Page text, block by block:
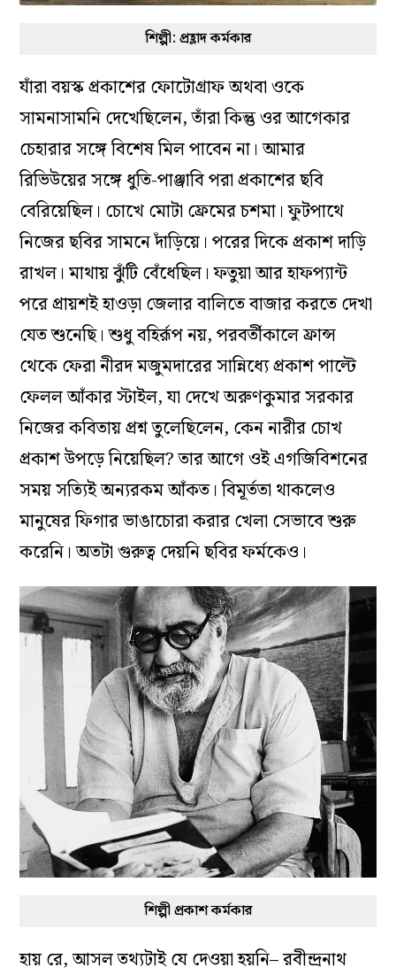
শিল্পী: প্রহ্লাদ কর্মকার
যাঁরা বয়স্ক প্রকাশের ফোটোগ্রাফ অথবা ওকে
সামনাসামনি দেখেছিলেন, তাঁরা কিন্তু ওর আগেকার
চেহারার সঙ্গে বিশেষ মিল পাবেন না। আমার
রিভিউয়ের সঙ্গে ধুতি-পাঞ্জাবি পরা প্রকাশের ছবি
বেরিয়েছিল‌। চোখে মোটা ফ্রেমের চশমা। ফুটপাথে
নিজের ছবির সামনে দাঁড়িয়ে। পরের দিকে প্রকাশ দাড়ি
রাখল। মাথায় ঝুঁটি বেঁধেছিল। ফতুয়া আর হাফপ্যান্ট
পরে প্রায়শই হাওড়া জেলার বালিতে বাজার করতে দেখা
যেত শুনেছি। শুধু বহির্রূপ নয়, পরবর্তীকালে ফ্রান্স
থেকে ফেরা নীরদ মজুমদারের সান্নিধ্যে প্রকাশ পাল্টে
ফেলল আঁকার স্টাইল, যা দেখে অরুণকুমার সরকার
নিজের কবিতায় প্রশ্ন তুলেছিলেন, কেন নারীর চোখ
প্রকাশ উপড়ে নিয়েছিল? তার আগে ওই এগজিবিশনের
সময় সত্যিই অন্যরকম আঁকত। বিমূর্ততা থাকলেও
মানুষের ফিগার ভাঙাচোরা করার খেলা সেভাবে শুরু
করেনি। অতটা গুরুত্ব দেয়নি ছবির ফর্মকেও।
শিল্পী প্রকাশ কর্মকার
হায় রে, আসল তথ্যটাই যে দেওয়া হয়নি– রবীন্দ্রনাথ